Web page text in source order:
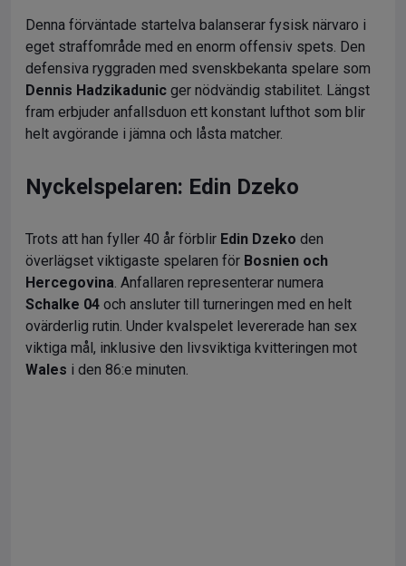
Denna förväntade startelva balanserar fysisk närvaro i
eget straffområde med en enorm offensiv spets. Den
defensiva ryggraden med svenskbekanta spelare som
Dennis Hadzikadunic ger nödvändig stabilitet. Längst
fram erbjuder anfallsduon ett konstant lufthot som blir
helt avgörande i jämna och låsta matcher.
Nyckelspelaren: Edin Dzeko
Trots att han fyller 40 år förblir Edin Dzeko den
överlägset viktigaste spelaren för Bosnien och
Hercegovina. Anfallaren representerar numera
Schalke 04 och ansluter till turneringen med en helt
ovärderlig rutin. Under kvalspelet levererade han sex
viktiga mål, inklusive den livsviktiga kvitteringen mot
Wales i den 86:e minuten.